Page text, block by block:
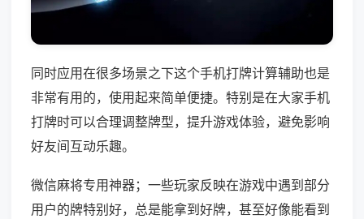
同时应用在很多场景之下这个手机打牌计算辅助也是
非常有用的，使用起来简单便捷。特别是在大家手机
打牌时可以合理调整牌型，提升游戏体验，避免影响
好友间互动乐趣。
微信麻将专用神器；一些玩家反映在游戏中遇到部分
用户的牌特别好，总是能拿到好牌，甚至好像能看到